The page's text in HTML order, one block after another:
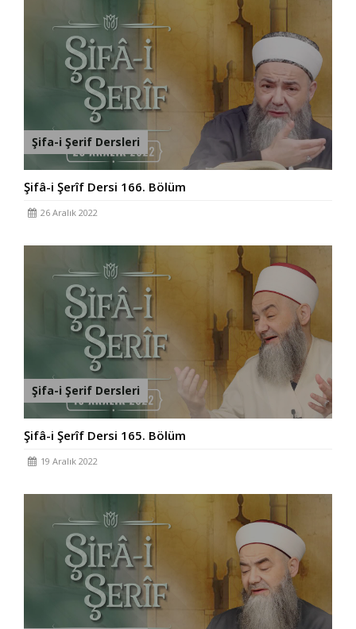
Şifa-i Şerif Dersleri
Şifâ-i Şerîf Dersi 166. Bölüm
26 Aralık 2022
Şifa-i Şerif Dersleri
Şifâ-i Şerîf Dersi 165. Bölüm
19 Aralık 2022